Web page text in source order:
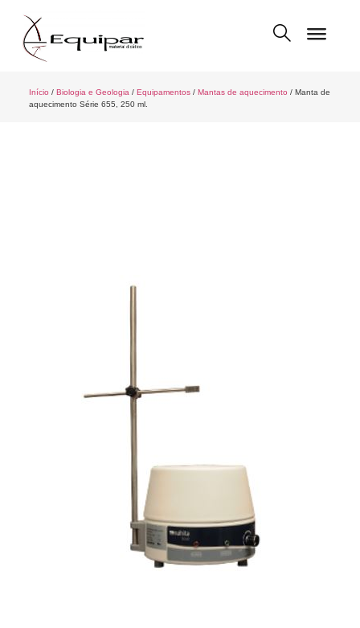
Início / Biologia e Geologia / Equipamentos/ Mantas de aquecimento / Manta de
aquecimento Série 655, 250 ml.